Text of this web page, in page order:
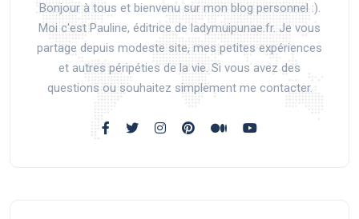
Bonjour à tous et bienvenu sur mon blog personnel :).
Moi c'est Pauline, éditrice de ladymuipunae.fr. Je vous
partage depuis modeste site, mes petites expériences
et autres péripéties de la vie. Si vous avez des
questions ou souhaitez simplement me contacter.